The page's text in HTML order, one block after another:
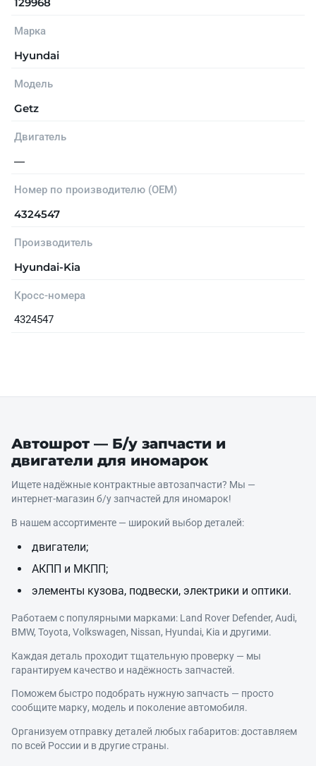
129968
Марка
Hyundai
Модель
Getz
Двигатель
—
Номер по производителю (OEM)
4324547
Производитель
Hyundai-Kia
Кросс-номера
4324547
Автошрот — Б/у запчасти и
двигатели для иномарок
Ищете надёжные контрактные автозапчасти? Мы —
интернет‑магазин б/у запчастей для иномарок!
В нашем ассортименте — широкий выбор деталей:
двигатели;
АКПП и МКПП;
элементы кузова, подвески, электрики и оптики.
Работаем с популярными марками: Land Rover Defender, Audi,
BMW, Toyota, Volkswagen, Nissan, Hyundai, Kia и другими.
Каждая деталь проходит тщательную проверку — мы
гарантируем качество и надёжность запчастей.
Поможем быстро подобрать нужную запчасть — просто
сообщите марку, модель и поколение автомобиля.
Организуем отправку деталей любых габаритов: доставляем
по всей России и в другие страны.